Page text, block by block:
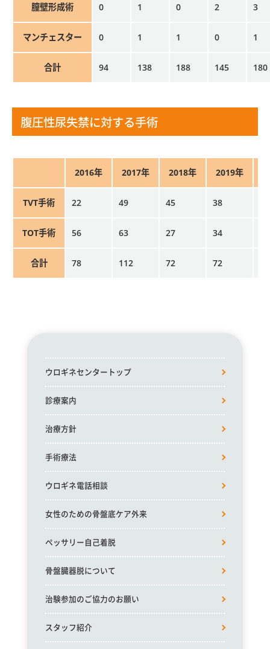
膣壁形成術 0 1 0 2 3
マンチェスター 0 1 1 0 1
合計 94 138 188 145 180
腹圧性尿失禁に対する手術
2016年 2017年 2018年 2019年
TVT手術 22 49 45 38
TOT手術 56 63 27 34
合計 78 112 72 72
ウロギネセンタートップ
診療案内
治療方針
手術療法
ウロギネ電話相談
女性のための骨盤底ケア外来
ペッサリー自己着脱
骨盤臓器脱について
治験参加のご協力のお願い
スタッフ紹介